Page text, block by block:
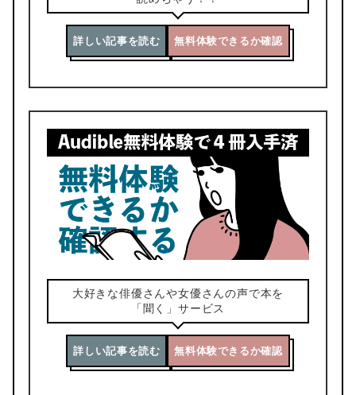
詳しい記事を読む 無料体験できるか確認
大好きな俳優さんや女優さんの声で本を
「聞く」サービス
詳しい記事を読む 無料体験できるか確認